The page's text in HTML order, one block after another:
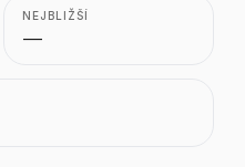
NEJBLIŽŠÍ
—